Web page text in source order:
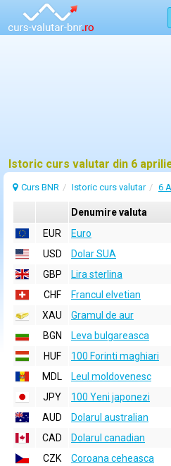
Istoric curs valutar din 6
Curs BNR Istoric curs valutar 6
Denumire valuta
EUR
Euro
USD
Dolar SUA
GBP
Lira sterlina
CHF
Francul elvetian
XAU
Gramul de aur
BGN
Leva bulgareasca
HUF
100 Forinti maghiari
MDL
Leul moldovenesc
JPY
100 Yeni japonezi
AUD
Dolarul australian
CAD
Dolarul canadian
CZK
Coroana ceheasca